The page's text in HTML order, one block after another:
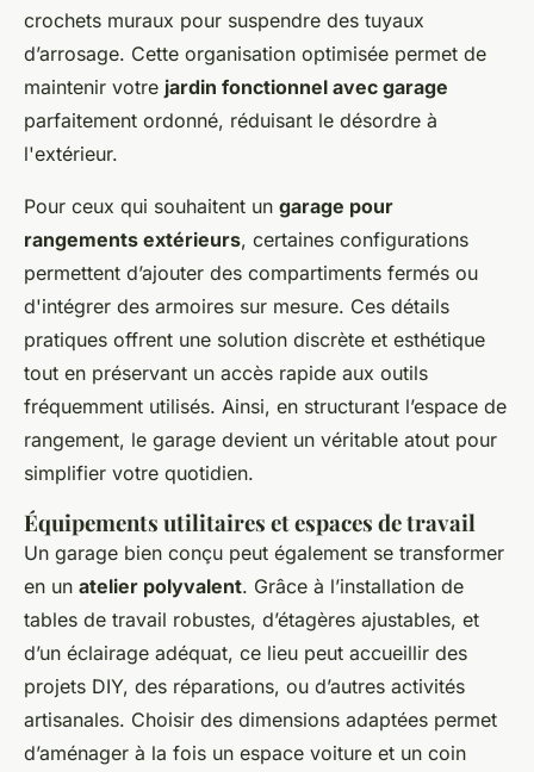
crochets muraux pour suspendre des tuyaux
d’arrosage. Cette organisation optimisée permet de
maintenir votre jardin fonctionnel avec garage
parfaitement ordonné, réduisant le désordre à
l'extérieur.
Pour ceux qui souhaitent un garage pour
rangements extérieurs, certaines configurations
permettent d’ajouter des compartiments fermés ou
d'intégrer des armoires sur mesure. Ces détails
pratiques offrent une solution discrète et esthétique
tout en préservant un accès rapide aux outils
fréquemment utilisés. Ainsi, en structurant l’espace de
rangement, le garage devient un véritable atout pour
simplifier votre quotidien.
Équipements utilitaires et espaces de travail
Un garage bien conçu peut également se transformer
en un atelier polyvalent. Grâce à l’installation de
tables de travail robustes, d’étagères ajustables, et
d’un éclairage adéquat, ce lieu peut accueillir des
projets DIY, des réparations, ou d’autres activités
artisanales. Choisir des dimensions adaptées permet
d’aménager à la fois un espace voiture et un coin